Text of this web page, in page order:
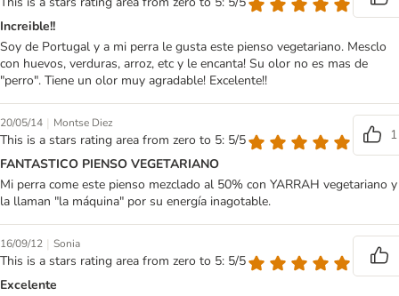
Increible!!
Soy de Portugal y a mi perra le gusta este pienso vegetariano. Mesclo
con huevos, verduras, arroz, etc y le encanta! Su olor no es mas de
"perro". Tiene un olor muy agradable! Excelente!!
20/05/14 | Montse Diez
This is a stars rating area from zero to 5: 5/5
1
FANTASTICO PIENSO VEGETARIANO
Mi perra come este pienso mezclado al 50% con YARRAH vegetariano y
la llaman "la máquina" por su energía inagotable.
16/09/12 | Sonia
This is a stars rating area from zero to 5: 5/5
Excelente